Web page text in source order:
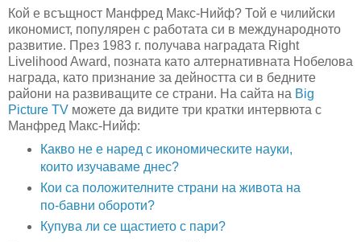
Кой е всъщност Манфред Макс-Нийф? Той е чилийски
икономист, популярен с работата си в международното
развитие. През 1983 г. получава наградата Right
Livelihood Award, позната като алтернативната Нобелова
награда, като признание за дейността си в бедните
райони на развиващите се страни. На сайта на Big
Picture TV можете да видите три кратки интервюта с
Манфред Макс-Нийф:
Какво не е наред с икономическите науки,
които изучаваме днес?
Кои са положителните страни на живота на
по-бавни обороти?
Купува ли се щастието с пари?